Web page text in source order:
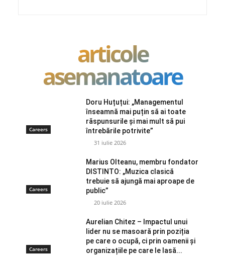
articole
asemanatoare
Careers
Doru Huțuțui: „Managementul
înseamnă mai puțin să ai toate
răspunsurile și mai mult să pui
întrebările potrivite”
31 iulie 2026
Careers
Marius Olteanu, membru fondator
DISTINTO: „Muzica clasică
trebuie să ajungă mai aproape de
public”
20 iulie 2026
Careers
Aurelian Chitez – Impactul unui
lider nu se masoară prin poziția
pe care o ocupă, ci prin oamenii și
organizațiile pe care le lasă...